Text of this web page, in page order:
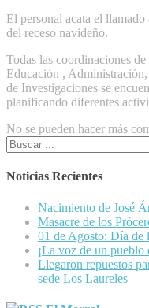
El personal acata el
del receso navideño.
Todas las coordinaciones
Educación ,
de Investigaciones se
planificando diferentes
No se pueden hacer más
Buscar:
Noticias Recientes
Nacimiento de José
Masacre de los
01 de Agosto: Día de
¡La voz de un
Llegaron repuestos
sede Los Laureles